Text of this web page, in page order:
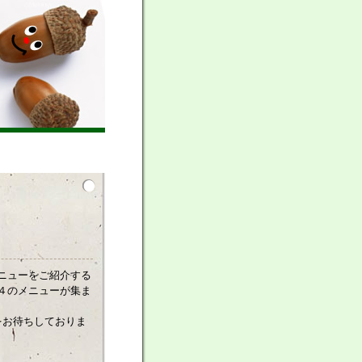
ューをご紹介する
のメニューが集ま
待ちしておりま